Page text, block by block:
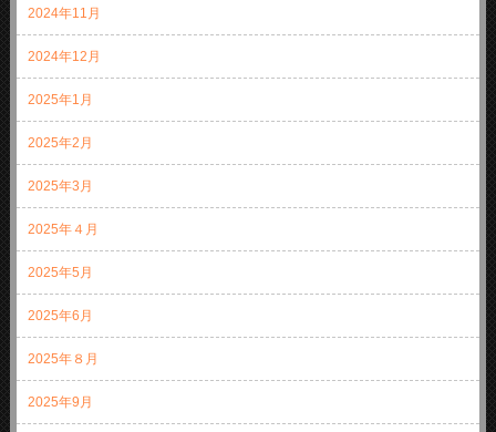
2024年11月
2024年12月
2025年1月
2025年2月
2025年3月
2025年４月
2025年5月
2025年6月
2025年８月
2025年9月